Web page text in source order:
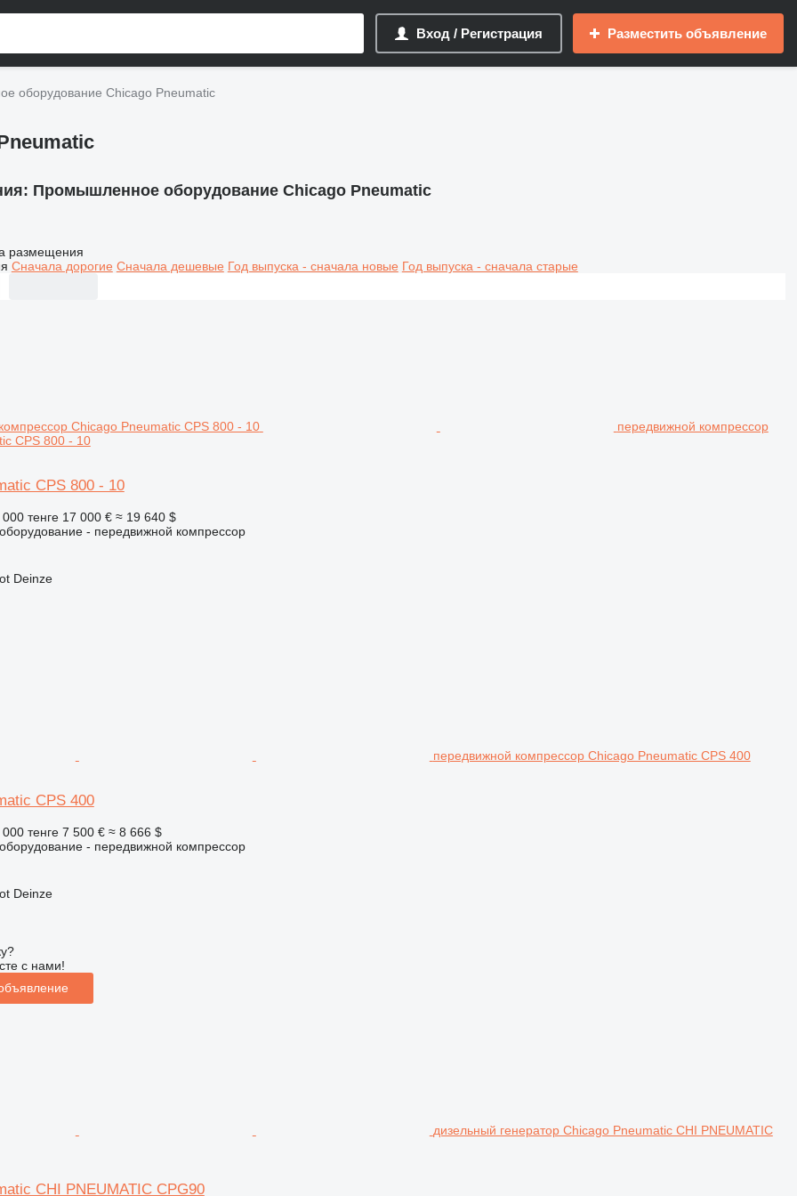
Вход / Регистрация Разместить объявление
оборудование Chicago Pneumatic
Промышленное оборудование Chicago Pneumatic
размещения
Сначала дорогие Сначала дешевые Год выпуска - сначала новые Год выпуска - сначала старые
передвижной компрессор
CPS 800 - 10
CPS 800 - 10
тенге 17 000 € ≈ 19 640 $
- передвижной компрессор
Deinze
передвижной компрессор Chicago Pneumatic CPS 400
CPS 400
тенге 7 500 € ≈ 8 666 $
- передвижной компрессор
Deinze
с нами!
дизельный генератор Chicago Pneumatic CHI PNEUMATIC
CHI PNEUMATIC CPG90